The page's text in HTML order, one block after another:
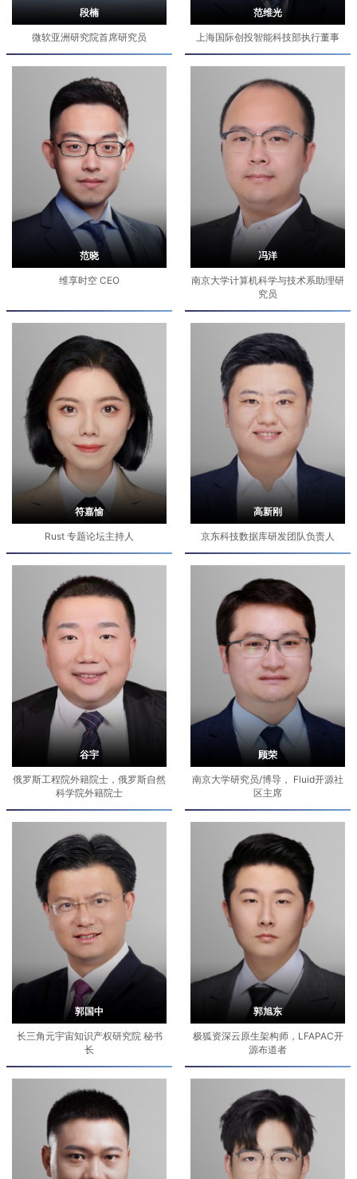
段楠
微软亚洲研究院首席研究员
范维光
上海国际创投智能科技部执行董事
范晓
维享时空 CEO
冯洋
南京大学计算机科学与技术系助理研
究员
符嘉愉
Rust 专题论坛主持人
高新刚
京东科技数据库研发团队负责人
谷宇
俄罗斯工程院外籍院士，俄罗斯自然
科学院外籍院士
顾荣
南京大学研究员/博导， Fluid开源社
区主席
郭国中
长三角元宇宙知识产权研究院 秘书
长
郭旭东
极狐资深云原生架构师，LFAPAC开
源布道者